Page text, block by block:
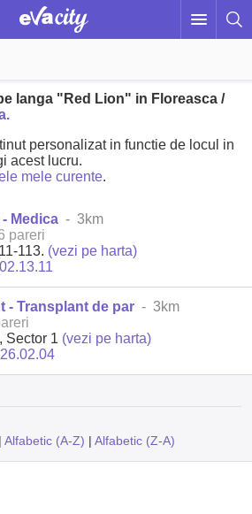
langa "Red Lion" in Floreasca /
personalizat in functie de locul in
acest lucru.
mele curente.
Medica - 3km
pareri
113. (vezi pe harta)
- Transplant de par - 3km
Sector 1 (vezi pe harta)
| Alfabetic (A-Z) | Alfabetic (Z-A)